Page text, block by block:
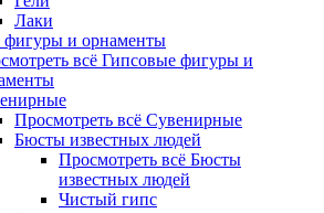
Лаки
фигуры и орнаменты
всё Гипсовые фигуры и
Просмотреть всё Сувенирные
Бюсты известных людей
Просмотреть всё Бюсты
известных людей
Чистый гипс